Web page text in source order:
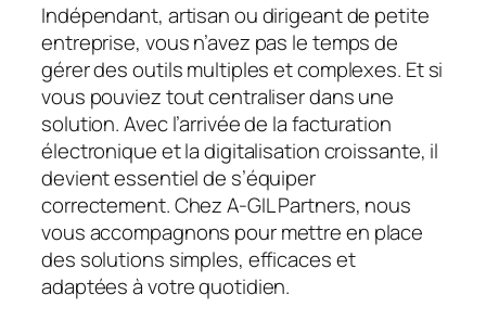
Indépendant, artisan ou dirigeant de petite
entreprise, vous n’avez pas le temps de
gérer des outils multiples et complexes. Et si
vous pouviez tout centraliser dans une
solution. Avec l’arrivée de la facturation
électronique et la digitalisation croissante, il
devient essentiel de s’équiper
correctement. Chez A-GIL Partners, nous
vous accompagnons pour mettre en place
des solutions simples, efficaces et
adaptées à votre quotidien.